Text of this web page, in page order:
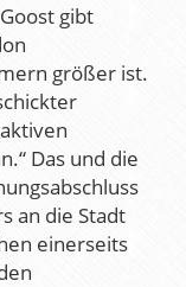
gibt
größer ist.
Das und die
an die Stadt
einerseits